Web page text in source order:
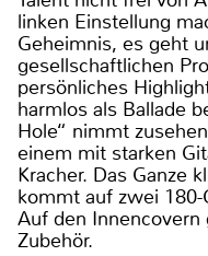
linken Einstellung
Geheimnis, es geht
gesellschaftlichen
persönliches
harmlos als Ballade
Hole“ nimmt
einem mit starken
Kracher. Das Ganze
kommt auf zwei
Auf den Innencovern
Zubehör.